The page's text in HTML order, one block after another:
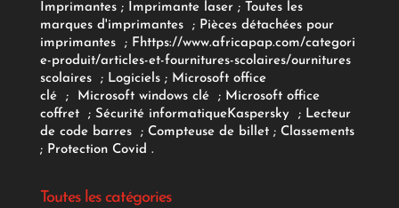
Imprimantes;Imprimante laser; Toutes les
marques d'imprimantes
; Pièces détachées pour
imprimantes
; Fhttps://www.africapap.com/categori
e-produit/articles-et-fournitures-scolaires/ournitures
scolaires; Logiciels ; Microsoft office
clé
; Microsoft windows clé; Microsoft office
coffret ; Sécurité informatiqueKaspersky ; Lecteur
de code barres
; Compteuse de billet; Classements
; Protection Covid .
Toutes les catégories